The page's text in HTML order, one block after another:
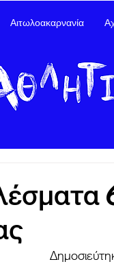
Αιτωλοακαρνανία